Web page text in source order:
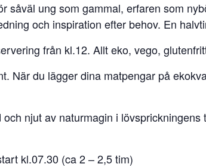
såväl ung som gammal, erfaren som
och inspiration efter behov. En
från kl.12. Allt eko, vego,
När du lägger dina matpengar på
njut av naturmagin i lövsprickningens
kl.07.30 (ca 2 – 2,5 tim)